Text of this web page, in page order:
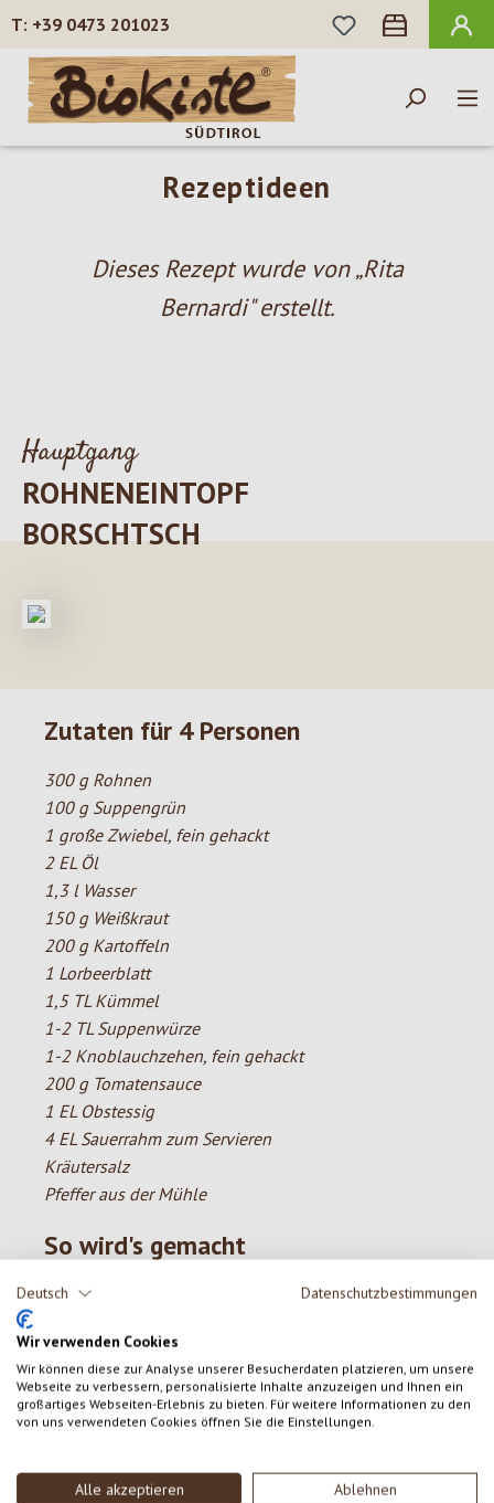
Deutsch Datenschutzbestimmungen
Wir verwenden Cookies
Wir können diese zur Analyse unserer Besucherdaten platzieren, um unsere
Webseite zu verbessern, personalisierte Inhalte anzuzeigen und Ihnen ein
großartiges Webseiten-Erlebnis zu bieten. Für weitere Informationen zu den
von uns verwendeten Cookies öffnen Sie die Einstellungen.
Alle akzeptieren Ablehnen
Zum Hauptinhalt springen
+39 0473 201023
DU HAST 0
Rezeptideen
Dieses Rezept wurde von „Rita
Bernardi" erstellt.
Hauptgang
ROHNENEINTOPF
BORSCHTSCH
Zutaten für 4 Personen
300 g Rohnen
100 g Suppengrün
1 große Zwiebel, fein gehackt
2 EL Öl
1,3 l Wasser
150 g Weißkraut
200 g Kartoffeln
1 Lorbeerblatt
1,5 TL Kümmel
1-2 TL Suppenwürze
1-2 Knoblauchzehen, fein gehackt
200 g Tomatensauce
1 EL Obstessig
4 EL Sauerrahm zum Servieren
Kräutersalz
Pfeffer aus der Mühle
So wird's gemacht
Die Rohnen waschen, davon nur die narbigen Teile
in kleine Würfel schneiden. Die Zwiebel in Öl kurz
andünsten. Die Rohnen und das Suppengemüse
dazugeben und etwas andünsten. Die Hälfte der
Wassermenge aufgießen und etwa 20 Minuten köcheln
Kartoffeln, Lorbeer, Kümmel, Suppenwürze,